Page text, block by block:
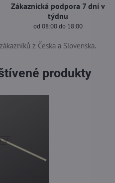
Zákaznická podpora 7 dní v
týdnu
od 08:00 do 18:00
z Česka a Slovenska.
produkty